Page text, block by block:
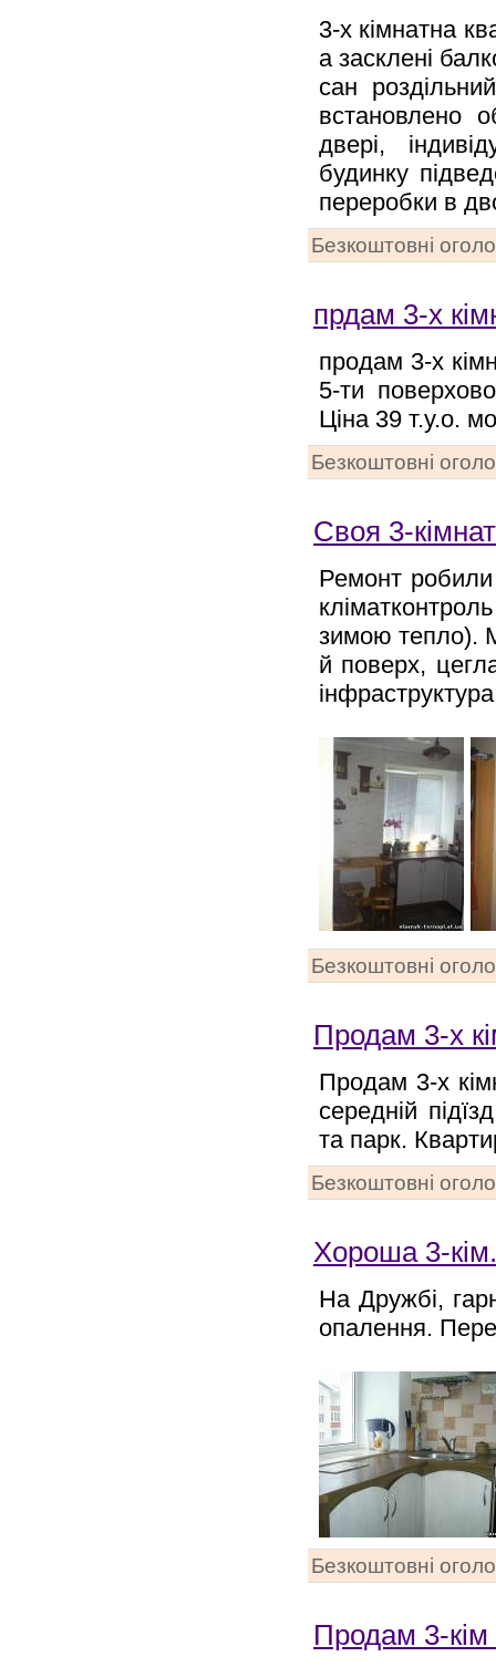
3-х кімнатна
а засклені
сан
встановлено
двері,
будинку
переробки в
Безкоштовні
прдам 3-х
продам 3-х
5-ти
Ціна 39 т.у.о.
Безкоштовні
Своя 3-
Ремонт
зимою тепло).
й поверх,
інфраструктура
Безкоштовні
Продам 3-х
Продам 3-х
середній
та парк.
Безкоштовні
Хороша 3-
На Дружбі,
опалення.
Безкоштовні
Продам 3-